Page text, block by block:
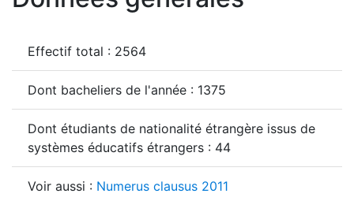
Effectif total : 2564
Dont bacheliers de l'année : 1375
Dont étudiants de nationalité étrangère issus de
systèmes éducatifs étrangers : 44
Voir aussi : Numerus clausus 2011